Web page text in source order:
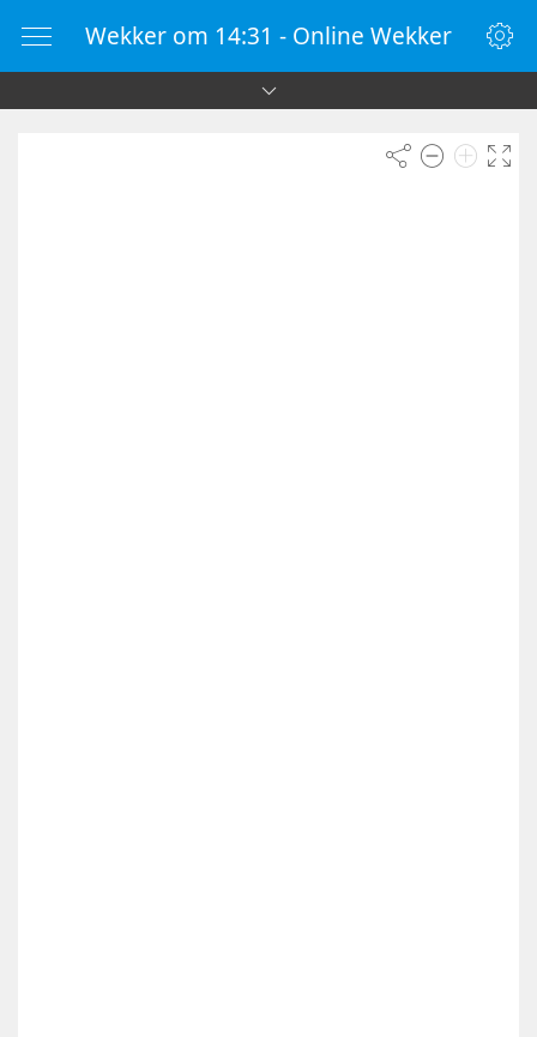
Wekker om 14:31 - Online Wekker